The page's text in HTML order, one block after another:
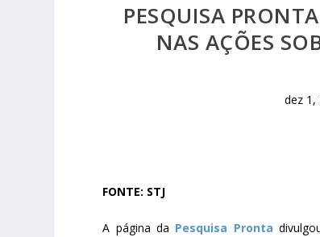
PESQUISA
NAS AÇÕES
dez 1,
FONTE: STJ
A página da Pesquisa Pronta